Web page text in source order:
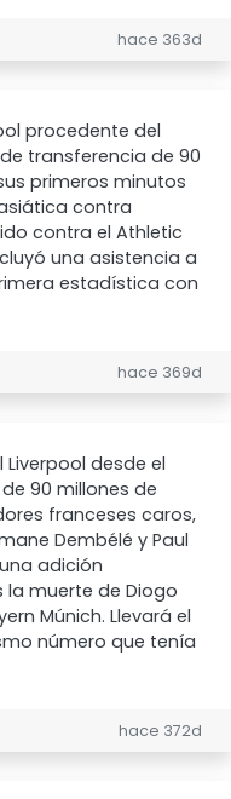
hace 363d
procedente del
transferencia de 90
primeros minutos
contra
contra el Athletic
una asistencia a
estadística con
hace 369d
desde el
90 millones de
franceses caros,
Dembélé y Paul
adición
la muerte de Diogo
Múnich. Llevará el
número que tenía
hace 372d